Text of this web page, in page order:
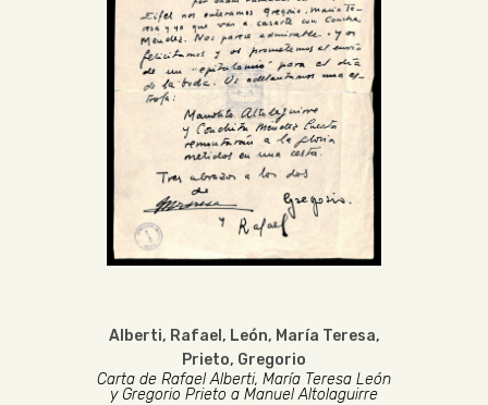
Alberti, Rafael , León, María Teresa,
Prieto, Gregorio
Carta de Rafael Alberti, María Teresa León
y Gregorio Prieto a Manuel Altolaguirre